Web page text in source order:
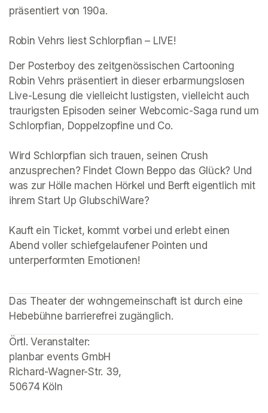
präsentiert von 190a.
Robin Vehrs liest Schlorpfian – LIVE!
Der Posterboy des zeitgenössischen Cartooning
Robin Vehrs präsentiert in dieser erbarmungslosen
Live-Lesung die vielleicht lustigsten, vielleicht auch
traurigsten Episoden seiner Webcomic-Saga rund um
Schlorpfian, Doppelzopfine und Co.
Wird Schlorpfian sich trauen, seinen Crush
anzusprechen? Findet Clown Beppo das Glück? Und
was zur Hölle machen Hörkel und Berft eigentlich mit
ihrem Start Up GlubschiWare?
Kauft ein Ticket, kommt vorbei und erlebt einen
Abend voller schiefgelaufener Pointen und
Das Theater der wohngemeinschaft ist durch eine
Hebebühne barrierefrei zugänglich.
Örtl. Veranstalter:
planbar events GmbH
Richard-Wagner-Str. 39,
50674 Köln